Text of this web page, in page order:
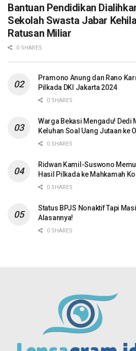
Bantuan Pendidikan
Sekolah Swasta Jabar
Ratusan Miliar
0 SHARES
Pramono Anung dan Rano
Pilkada DKI Jakarta 2024
0 SHARES
Warga Bekasi Mengadu! Dedi
Keluhan Soal Uang Jutaan ke
0 SHARES
Ridwan Kamil-Suswono
Hasil Pilkada ke Mahkamah
0 SHARES
Status BPJS Nonaktif Tapi
Alasannya!
0 SHARES